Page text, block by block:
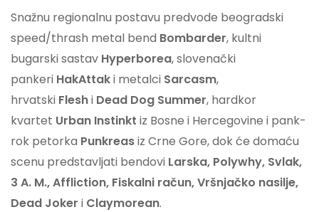
Snažnu regionalnu postavu predvode beogradski
speed/thrash metal bend Bombarder, kultni
bugarski sastav Hyperborea, slovenački
pankeri HakAttaki metalci Sarcasm,
hrvatski Fleshi Dead Dog Summer, hardkor
kvartet Urban Instinkt iz Bosne i Hercegovine i pank-
rok petorka Punkreasiz Crne Gore, dok će domaću
scenu predstavljati bendovi Larska, Polywhy, Svlak,
3 A. M., Affliction, Fiskalni račun, Vršnjačko nasilje,
Dead Joker i Claymorean.